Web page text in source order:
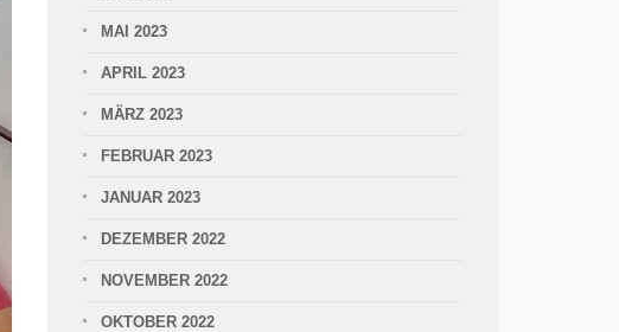
MAI 2023
APRIL 2023
MÄRZ 2023
FEBRUAR 2023
JANUAR 2023
DEZEMBER 2022
NOVEMBER 2022
OKTOBER 2022